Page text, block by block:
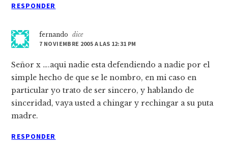
RESPONDER
fernando
dice
7 NOVIEMBRE 2005 A LAS 12:31 PM
Señor x ….aqui nadie esta defendiendo a nadie por el
simple hecho de que se le nombro, en mi caso en
particular yo trato de ser sincero, y hablando de
sinceridad, vaya usted a chingar y rechingar a su puta
madre.
RESPONDER